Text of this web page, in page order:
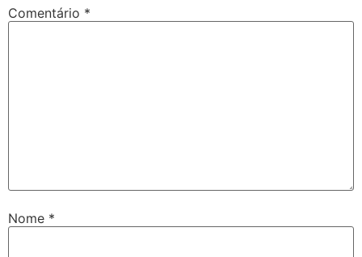
Comentário *
Nome *